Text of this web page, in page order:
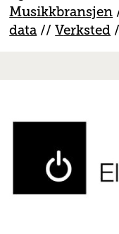
Musikkbransjen
data //Verksted